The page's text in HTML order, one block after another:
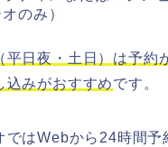
のみ）
平日夜・土日）は予約
込みがおすすめです。
ではWebから24時間予